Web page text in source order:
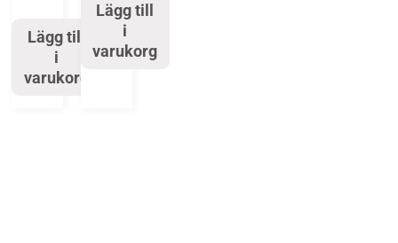
Lägg till
i
varukorg
Lägg till
i
varukorg